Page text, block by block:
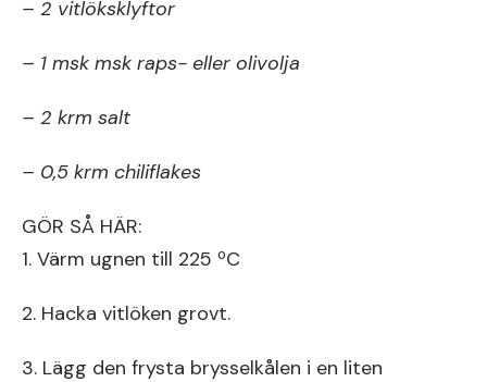
– 2 vitlöksklyftor
– 1 msk msk raps- eller olivolja
– 2 krm salt
– 0,5 krm chiliflakes
GÖR SÅ HÄR:
1. Värm ugnen till 225 ºC
2. Hacka vitlöken grovt.
3. Lägg den frysta brysselkålen i en liten